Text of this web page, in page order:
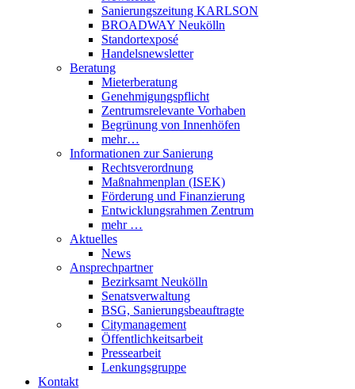
Sanierungszeitung KARLSON
BROADWAY Neukölln
Standortexposé
Handelsnewsletter
Beratung
Mieterberatung
Genehmigungspflicht
Zentrumsrelevante Vorhaben
Begrünung von Innenhöfen
mehr…
Informationen zur Sanierung
Rechtsverordnung
Maßnahmenplan (ISEK)
Förderung und Finanzierung
Entwicklungsrahmen Zentrum
mehr …
Aktuelles
News
Ansprechpartner
Bezirksamt Neukölln
Senatsverwaltung
BSG, Sanierungsbeauftragte
Citymanagement
Öffentlichkeitsarbeit
Pressearbeit
Lenkungsgruppe
Kontakt